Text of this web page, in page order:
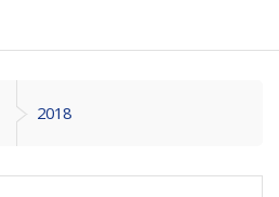
2018